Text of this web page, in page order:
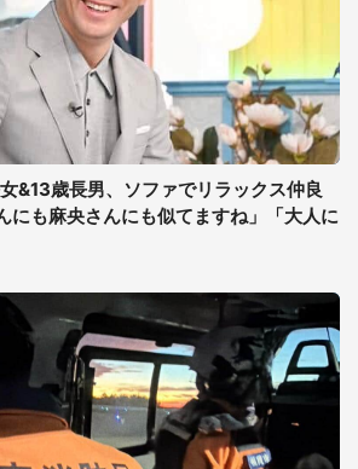
&13歳長男、ソファでリラックス仲良
にも麻央さんにも似てますね」「大人に